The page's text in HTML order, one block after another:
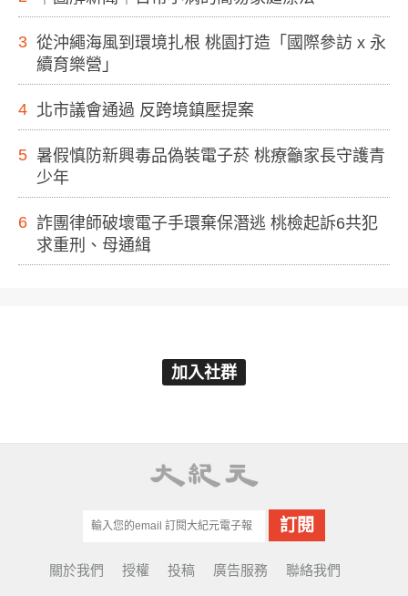
3 從沖繩海風到環境扎根 桃園打造「國際參訪 x 永
續育樂營」
4 北市議會通過 反跨境鎮壓提案
5 暑假慎防新興毒品偽裝電子菸 桃療籲家長守護青
少年
6 詐團律師破壞電子手環棄保潛逃 桃檢起訴6共犯
求重刑、母通緝
加入社群
關於我們 授權 投稿 廣告服務 聯絡我們